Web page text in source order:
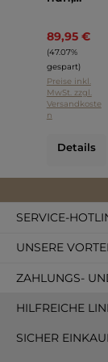
89,95 €
(47.07%
gespart)
Preise inkl.
MwSt. zzgl.
Versandkoste
n
Details
SERVICE-
UNSERE
ZAHLUNGS-
HILFREICHE
SICHER